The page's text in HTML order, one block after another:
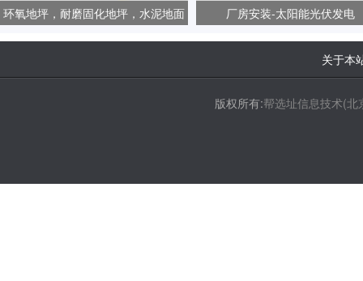
环氧地坪，耐磨固化地坪，水泥地面
起砂、起尘问题
厂房安装-太阳能光伏发电
关于本
版权所有:帮选址信息技术(北